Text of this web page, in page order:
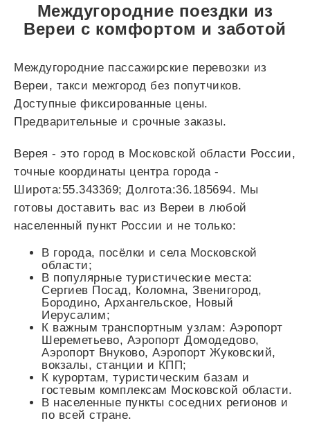
Междугородние поездки из
Вереи с комфортом и заботой
Междугородние пассажирские перевозки из
Вереи, такси межгород без попутчиков.
Доступные фиксированные цены.
Предварительные и срочные заказы.
Верея - это город в Московской области России,
точные координаты центра города -
Широта:55.343369; Долгота:36.185694. Мы
готовы доставить вас из Вереи в любой
населенный пункт России и не только:
В города, посёлки и села Московской
области;
В популярные туристические места:
Сергиев Посад, Коломна, Звенигород,
Бородино, Архангельское, Новый
Иерусалим;
К важным транспортным узлам: Аэропорт
Шереметьево, Аэропорт Домодедово,
Аэропорт Внуково, Аэропорт Жуковский,
вокзалы, станции и КПП;
К курортам, туристическим базам и
гостевым комплексам Московской области.
В населенные пункты соседних регионов и
по всей стране.